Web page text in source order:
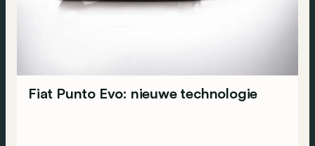
Fiat Punto Evo: nieuwe technologie